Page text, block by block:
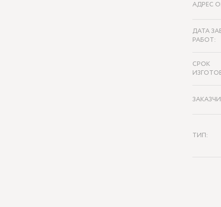
АДРЕС
ДАТА
РАБОТ:
СРОК
ТИП: